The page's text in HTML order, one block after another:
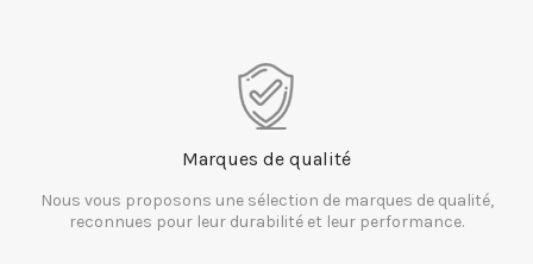
Marques de qualité
Nous vous proposons une sélection de marques de qualité,
reconnues pour leur durabilité et leur performance.